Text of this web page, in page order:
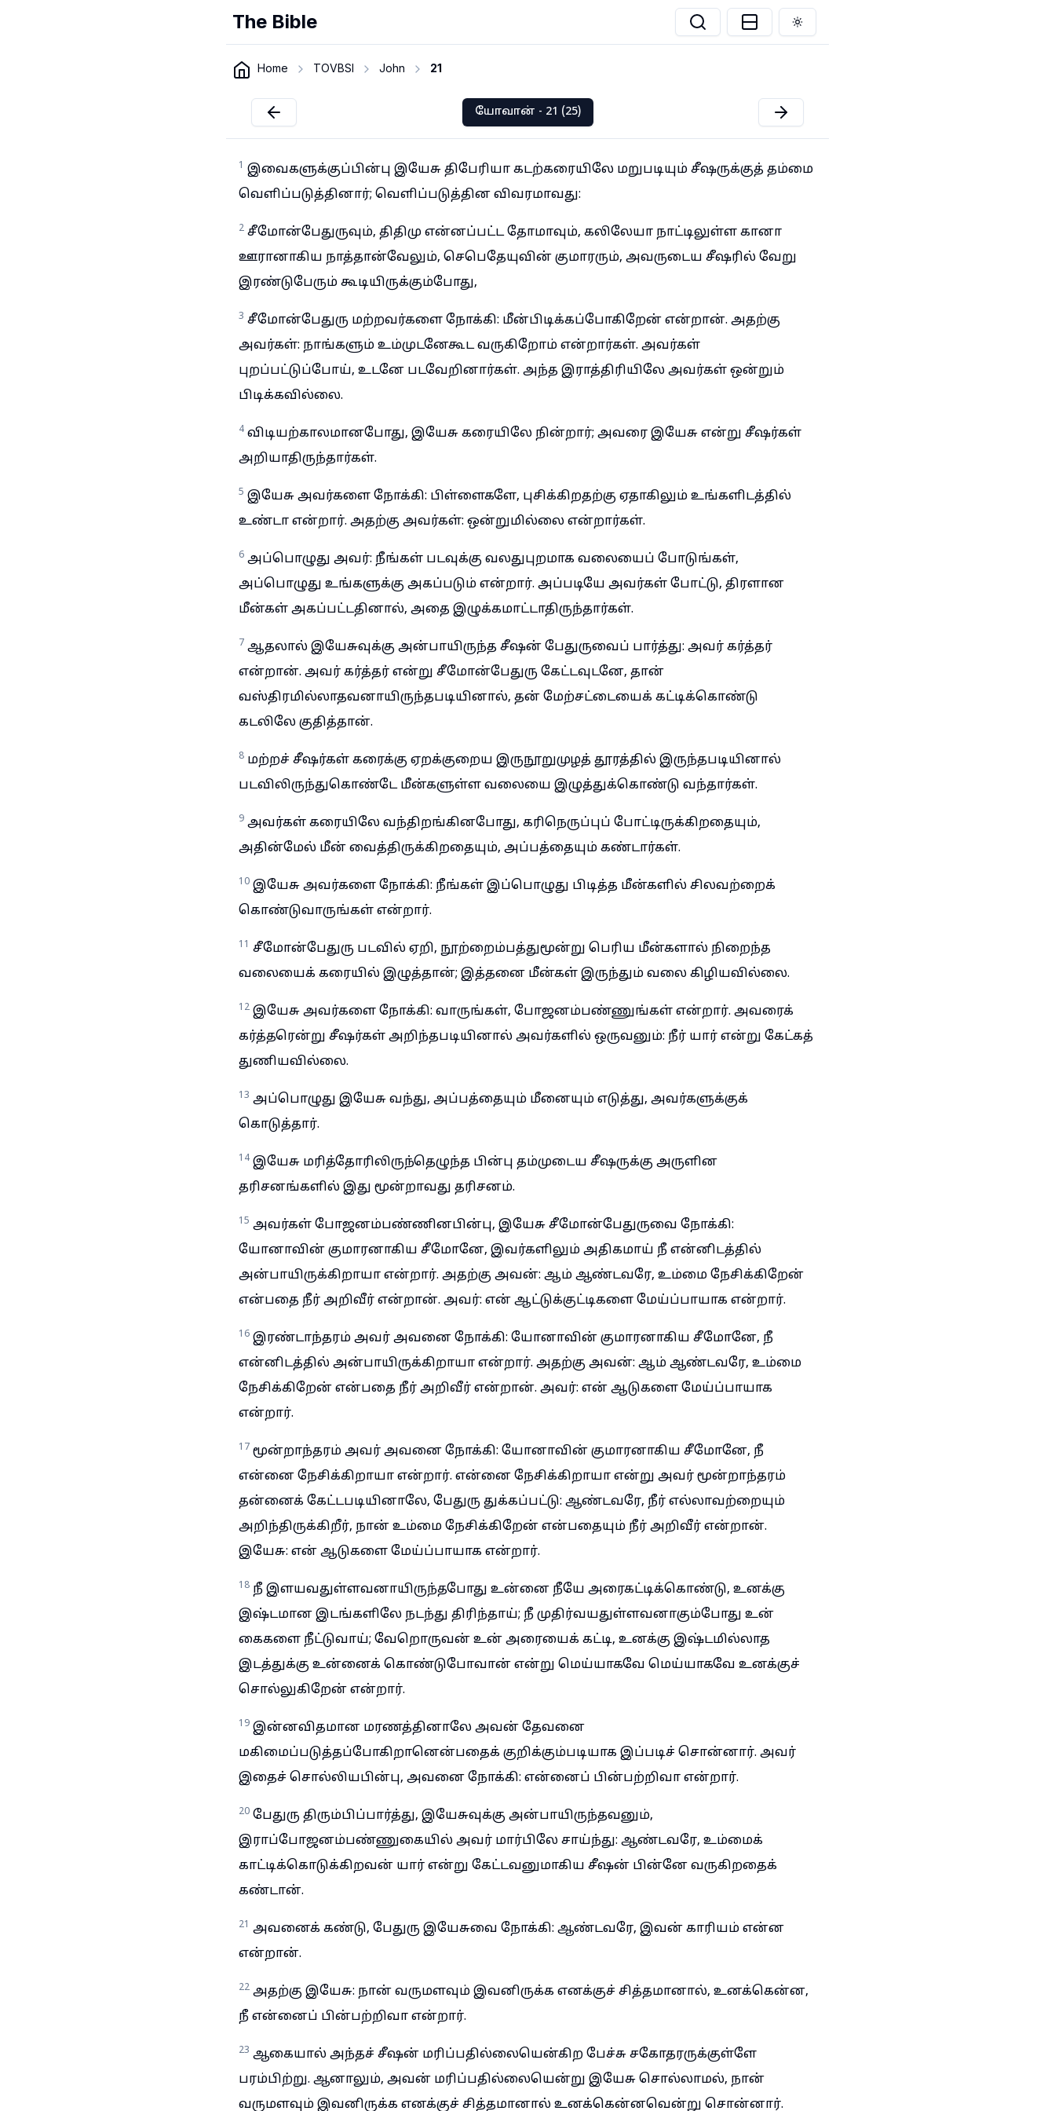
The Bible Toggle theme
Home TOVBSI John 21
யோவான் - 21 (25)
1 இவைகளுக்குப்பின்பு இயேசு திபேரியா கடற்கரையிலே மறுபடியும் சீஷருக்குத் தம்மை
வெளிப்படுத்தினார்; வெளிப்படுத்தின விவரமாவது:
2 சீமோன்பேதுருவும், திதிமு என்னப்பட்ட தோமாவும், கலிலேயா நாட்டிலுள்ள கானா
ஊரானாகிய நாத்தான்வேலும், செபெதேயுவின் குமாரரும், அவருடைய சீஷரில் வேறு
இரண்டுபேரும் கூடியிருக்கும்போது,
3 சீமோன்பேதுரு மற்றவர்களை நோக்கி: மீன்பிடிக்கப்போகிறேன் என்றான். அதற்கு
அவர்கள்: நாங்களும் உம்முடனேகூட வருகிறோம் என்றார்கள். அவர்கள்
புறப்பட்டுப்போய், உடனே படவேறினார்கள். அந்த இராத்திரியிலே அவர்கள் ஒன்றும்
பிடிக்கவில்லை.
4 விடியற்காலமானபோது, இயேசு கரையிலே நின்றார்; அவரை இயேசு என்று சீஷர்கள்
அறியாதிருந்தார்கள்.
5 இயேசு அவர்களை நோக்கி: பிள்ளைகளே, புசிக்கிறதற்கு ஏதாகிலும் உங்களிடத்தில்
உண்டா என்றார். அதற்கு அவர்கள்: ஒன்றுமில்லை என்றார்கள்.
6 அப்பொழுது அவர்: நீங்கள் படவுக்கு வலதுபுறமாக வலையைப் போடுங்கள்,
அப்பொழுது உங்களுக்கு அகப்படும் என்றார். அப்படியே அவர்கள் போட்டு, திரளான
மீன்கள் அகப்பட்டதினால், அதை இழுக்கமாட்டாதிருந்தார்கள்.
7 ஆதலால் இயேசுவுக்கு அன்பாயிருந்த சீஷன் பேதுருவைப் பார்த்து: அவர் கர்த்தர்
என்றான். அவர் கர்த்தர் என்று சீமோன்பேதுரு கேட்டவுடனே, தான்
வஸ்திரமில்லாதவனாயிருந்தபடியினால், தன் மேற்சட்டையைக் கட்டிக்கொண்டு
கடலிலே குதித்தான்.
8 மற்றச் சீஷர்கள் கரைக்கு ஏறக்குறைய இருநூறுமுழத் தூரத்தில் இருந்தபடியினால்
படவிலிருந்துகொண்டே மீன்களுள்ள வலையை இழுத்துக்கொண்டு வந்தார்கள்.
9 அவர்கள் கரையிலே வந்திறங்கினபோது, கரிநெருப்புப் போட்டிருக்கிறதையும்,
அதின்மேல் மீன் வைத்திருக்கிறதையும், அப்பத்தையும் கண்டார்கள்.
10 இயேசு அவர்களை நோக்கி: நீங்கள் இப்பொழுது பிடித்த மீன்களில் சிலவற்றைக்
கொண்டுவாருங்கள் என்றார்.
11 சீமோன்பேதுரு படவில் ஏறி, நூற்றைம்பத்துமூன்று பெரிய மீன்களால் நிறைந்த
வலையைக் கரையில் இழுத்தான்; இத்தனை மீன்கள் இருந்தும் வலை கிழியவில்லை.
12 இயேசு அவர்களை நோக்கி: வாருங்கள், போஜனம்பண்ணுங்கள் என்றார். அவரைக்
கர்த்தரென்று சீஷர்கள் அறிந்தபடியினால் அவர்களில் ஒருவனும்: நீர் யார் என்று கேட்கத்
துணியவில்லை.
13 அப்பொழுது இயேசு வந்து, அப்பத்தையும் மீனையும் எடுத்து, அவர்களுக்குக்
கொடுத்தார்.
14 இயேசு மரித்தோரிலிருந்தெழுந்த பின்பு தம்முடைய சீஷருக்கு அருளின
தரிசனங்களில் இது மூன்றாவது தரிசனம்.
15 அவர்கள் போஜனம்பண்ணினபின்பு, இயேசு சீமோன்பேதுருவை நோக்கி:
யோனாவின் குமாரனாகிய சீமோனே, இவர்களிலும் அதிகமாய் நீ என்னிடத்தில்
அன்பாயிருக்கிறாயா என்றார். அதற்கு அவன்: ஆம் ஆண்டவரே, உம்மை நேசிக்கிறேன்
என்பதை நீர் அறிவீர் என்றான். அவர்: என் ஆட்டுக்குட்டிகளை மேய்ப்பாயாக என்றார்.
16 இரண்டாந்தரம் அவர் அவனை நோக்கி: யோனாவின் குமாரனாகிய சீமோனே, நீ
என்னிடத்தில் அன்பாயிருக்கிறாயா என்றார். அதற்கு அவன்: ஆம் ஆண்டவரே, உம்மை
நேசிக்கிறேன் என்பதை நீர் அறிவீர் என்றான். அவர்: என் ஆடுகளை மேய்ப்பாயாக
என்றார்.
17 மூன்றாந்தரம் அவர் அவனை நோக்கி: யோனாவின் குமாரனாகிய சீமோனே, நீ
என்னை நேசிக்கிறாயா என்றார். என்னை நேசிக்கிறாயா என்று அவர் மூன்றாந்தரம்
தன்னைக் கேட்டபடியினாலே, பேதுரு துக்கப்பட்டு: ஆண்டவரே, நீர் எல்லாவற்றையும்
அறிந்திருக்கிறீர், நான் உம்மை நேசிக்கிறேன் என்பதையும் நீர் அறிவீர் என்றான்.
இயேசு: என் ஆடுகளை மேய்ப்பாயாக என்றார்.
18 நீ இளயவதுள்ளவனாயிருந்தபோது உன்னை நீயே அரைகட்டிக்கொண்டு, உனக்கு
இஷ்டமான இடங்களிலே நடந்து திரிந்தாய்; நீ முதிர்வயதுள்ளவனாகும்போது உன்
கைகளை நீட்டுவாய்; வேறொருவன் உன் அரையைக் கட்டி, உனக்கு இஷ்டமில்லாத
இடத்துக்கு உன்னைக் கொண்டுபோவான் என்று மெய்யாகவே மெய்யாகவே உனக்குச்
சொல்லுகிறேன் என்றார்.
19 இன்னவிதமான மரணத்தினாலே அவன் தேவனை
மகிமைப்படுத்தப்போகிறானென்பதைக் குறிக்கும்படியாக இப்படிச் சொன்னார். அவர்
இதைச் சொல்லியபின்பு, அவனை நோக்கி: என்னைப் பின்பற்றிவா என்றார்.
20 பேதுரு திரும்பிப்பார்த்து, இயேசுவுக்கு அன்பாயிருந்தவனும்,
இராப்போஜனம்பண்ணுகையில் அவர் மார்பிலே சாய்ந்து: ஆண்டவரே, உம்மைக்
காட்டிக்கொடுக்கிறவன் யார் என்று கேட்டவனுமாகிய சீஷன் பின்னே வருகிறதைக்
கண்டான்.
21 அவனைக் கண்டு, பேதுரு இயேசுவை நோக்கி: ஆண்டவரே, இவன் காரியம் என்ன
என்றான்.
22 அதற்கு இயேசு: நான் வருமளவும் இவனிருக்க எனக்குச் சித்தமானால், உனக்கென்ன,
நீ என்னைப் பின்பற்றிவா என்றார்.
23 ஆகையால் அந்தச் சீஷன் மரிப்பதில்லையென்கிற பேச்சு சகோதரருக்குள்ளே
பரம்பிற்று. ஆனாலும், அவன் மரிப்பதில்லையென்று இயேசு சொல்லாமல், நான்
வருமளவும் இவனிருக்க எனக்குச் சித்தமானால் உனக்கென்னவென்று சொன்னார்.